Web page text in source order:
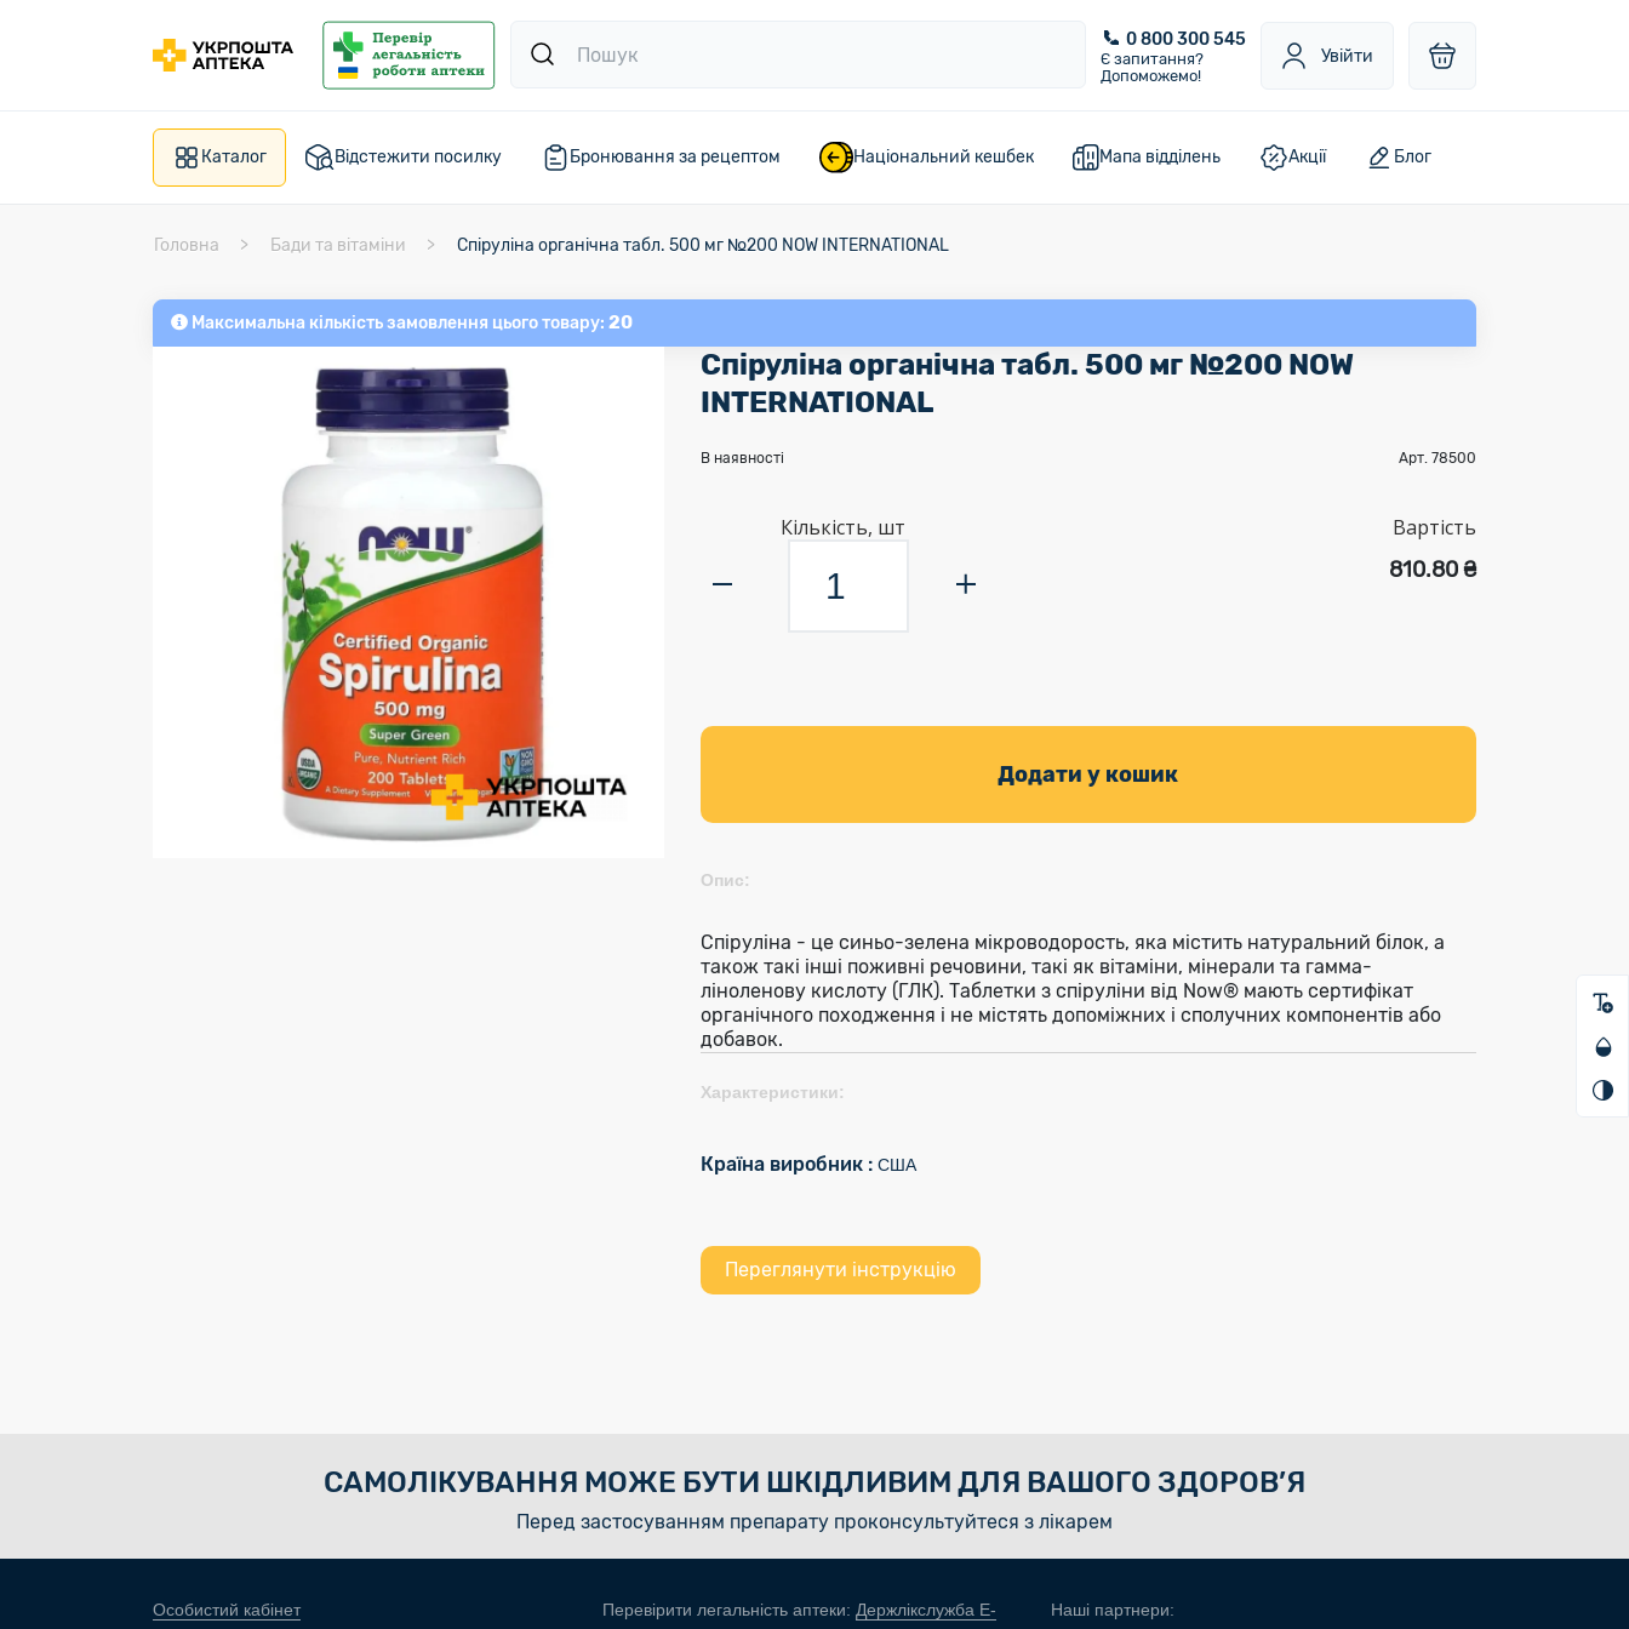
0 800 300 545
Є запитання?
Допоможемо!
Увійти
Каталог Відстежити посилку Бронювання за рецептом Національний кешбек Мапа відділень Акції Блог
Головна Бади та вітаміни Спіруліна органічна табл. 500 мг №200 NOW INTERNATIONAL
Максимальна кількість замовлення цього товару: 20
Спіруліна органічна табл. 500 мг №200 NOW
INTERNATIONAL
В наявності Арт. 78500
Кількість, шт
Вартість
810.80 ₴
Додати у кошик
Опис:
Спіруліна - це синьо-зелена мікроводорость, яка містить натуральний білок, а
також такі інші поживні речовини, такі як вітаміни, мінерали та гамма-
ліноленову кислоту (ГЛК). Таблетки з спіруліни від Now® мають сертифікат
органічного походження і не містять допоміжних і сполучних компонентів або
добавок.
Характеристики:
Країна виробник : США
Переглянути інструкцію
САМОЛІКУВАННЯ МОЖЕ БУТИ ШКІДЛИВИМ ДЛЯ ВАШОГО ЗДОРОВ’Я
Перед застосуванням препарату проконсультуйтеся з лікарем
Особистий кабінет Перевірити легальність аптеки: Держлікслужба E- Наші партнери: